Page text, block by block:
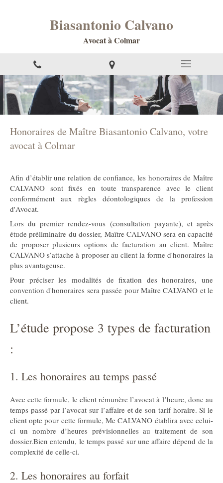
Biasantonio Calvano
Avocat à Colmar
Honoraires de Maître Biasantonio Calvano, votre
avocat à Colmar
Afin d’établir une relation de confiance, les honoraires de Maître
CALVANO sont fixés en toute transparence avec le client
conformément aux règles déontologiques de la profession
d'Avocat.
Lors du premier rendez-vous (consultation payante), et après
étude préliminaire du dossier, Maître CALVANO sera en capacité
de proposer plusieurs options de facturation au client. Maître
CALVANO s’attache à proposer au client la forme d'honoraires la
plus avantageuse.
Pour préciser les modalités de fixation des honoraires, une
convention d'honoraires sera passée pour Maître CALVANO et le
client.
L’étude propose 3 types de facturation
:
1. Les honoraires au temps passé
Avec cette formule, le client rémunère l’avocat à l’heure, donc au
temps passé par l’avocat sur l’affaire et de son tarif horaire. Si le
client opte pour cette formule, Me CALVANO établira avec celui-
ci un nombre d’heures prévisionnelles au traitement de son
dossier.Bien entendu, le temps passé sur une affaire dépend de la
complexité de celle-ci.
2. Les honoraires au forfait